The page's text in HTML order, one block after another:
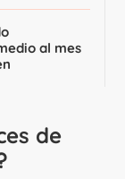
al mes
de